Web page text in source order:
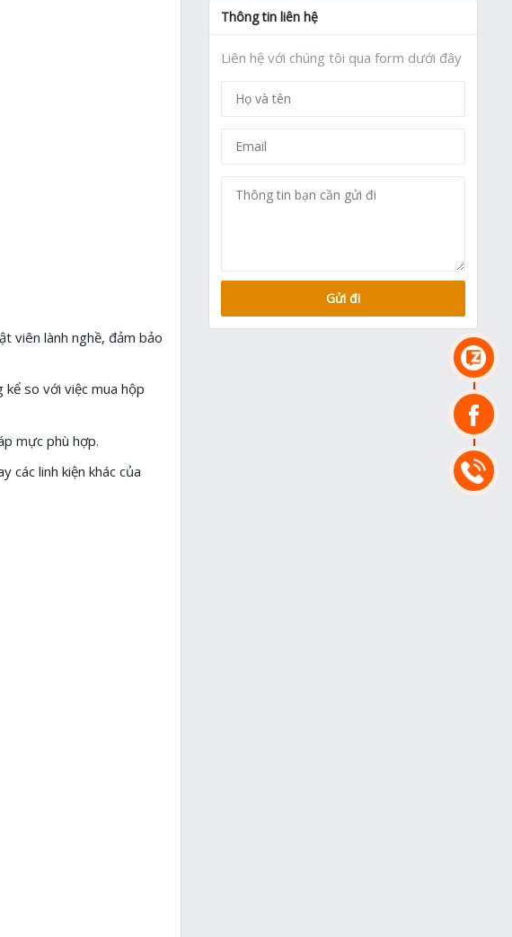
viên lành nghề, đảm bảo
so với việc mua hộp
mực phù hợp.
các linh kiện khác của
Thông tin liên hệ
Liên hệ với chúng tôi qua form dưới đây